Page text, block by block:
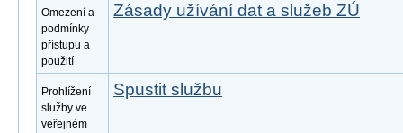
Omezení a
podmínky
přístupu a
použití
Zásady užívání dat a služeb ZÚ
Prohlížení
služby ve
veřejném
Spustit službu